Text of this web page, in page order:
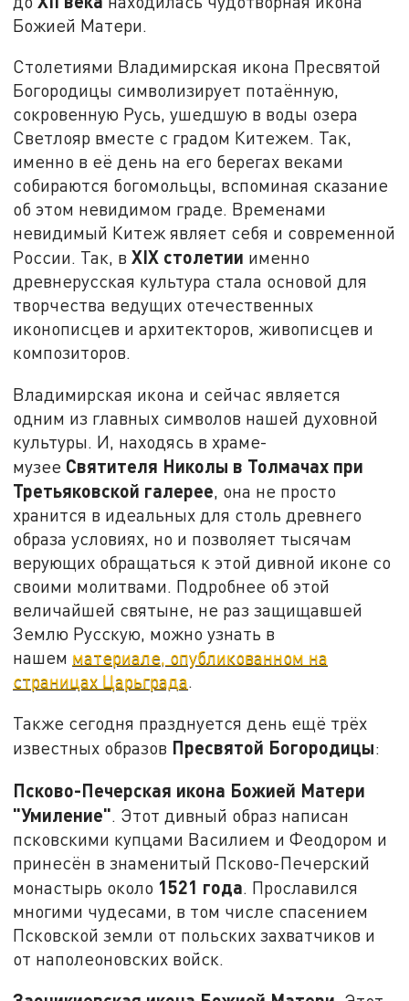
Божией Матери.
Столетиями Владимирская икона Пресвятой
Богородицы символизирует потаённую,
сокровенную Русь, ушедшую в воды озера
Светлояр вместе с градом Китежем. Так,
именно в её день на его берегах веками
собираются богомольцы, вспоминая сказание
об этом невидимом граде. Временами
невидимый Китеж являет себя и современной
России. Так, вXIX столетии именно
древнерусская культура стала основой для
творчества ведущих отечественных
иконописцев и архитекторов, живописцев и
композиторов.
Владимирская икона и сейчас является
одним из главных символов нашей духовной
культуры. И, находясь в храме-
музее Святителя Николы в Толмачах при
Третьяковской галерее, она не просто
хранится в идеальных для столь древнего
образа условиях, но и позволяет тысячам
верующих обращаться к этой дивной иконе со
своими молитвами. Подробнее об этой
величайшей святыне, не раз защищавшей
Землю Русскую, можно узнать в
нашем материале, опубликованном на
страницах Царьграда.
Также сегодня празднуется день ещё трёх
известных образов Пресвятой Богородицы:
Псково-Печерская икона Божией Матери
"Умиление" . Этот дивный образ написан
псковскими купцами Василием и Феодором и
принесён в знаменитый Псково-Печерский
монастырь около 1521 года . Прославился
многими чудесами, в том числе спасением
Псковской земли от польских захватчиков и
от наполеоновских войск.